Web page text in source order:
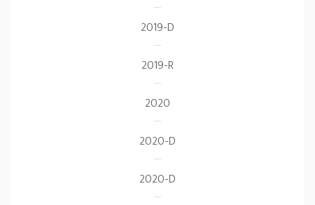
2019-D
2019-R
2020
2020-D
2020-D